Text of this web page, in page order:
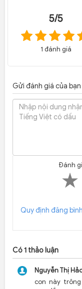
Âm thanh của
thanh tuyệt vời,
treble tinh tế. Bạn
bằng các nút điều
dụng Marshall,
5/5
1 đánh giá
Gửi đánh giá của bạn
Đánh
Quy định đăng
Có1 thảo luận
Nguyễn Thị
con này